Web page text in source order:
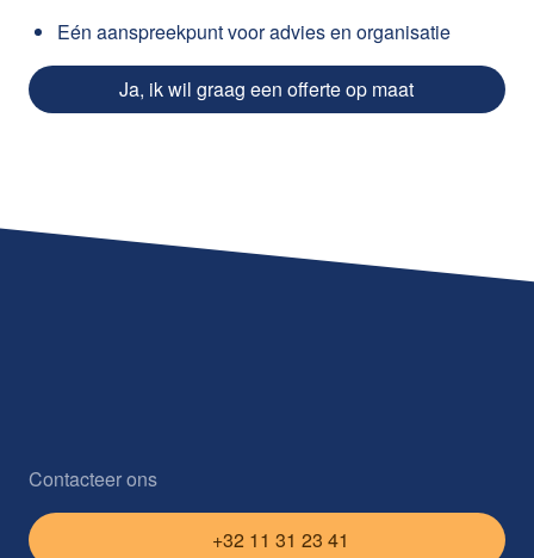
Eén aanspreekpunt voor advies en organisatie
Ja, ik wil graag een offerte op maat
Contacteer ons
+32 11 31 23 41